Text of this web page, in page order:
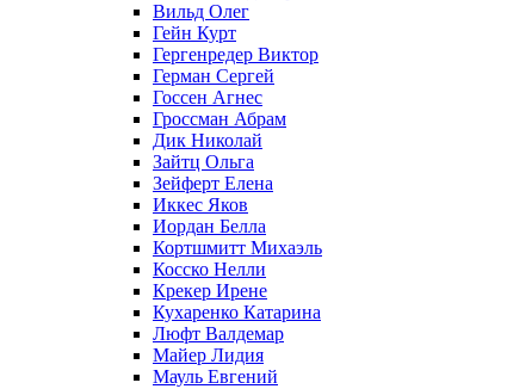
Вильд Олег
Гейн Курт
Гергенредер Виктор
Герман Сергей
Госсен Агнес
Гроссман Абрам
Дик Николай
Зайтц Ольга
Зейферт Елена
Иккес Яков
Иордан Белла
Кортшмитт Михаэль
Косско Нелли
Крекер Ирене
Кухаренко Катарина
Люфт Валдемaр
Майер Лидия
Мауль Евгений